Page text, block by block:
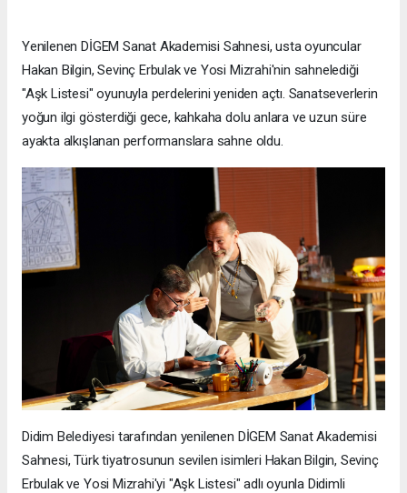
Yenilenen DİGEM Sanat Akademisi Sahnesi, usta oyuncular
Hakan Bilgin, Sevinç Erbulak ve Yosi Mizrahi'nin sahnelediği
"Aşk Listesi" oyunuyla perdelerini yeniden açtı. Sanatseverlerin
yoğun ilgi gösterdiği gece, kahkaha dolu anlara ve uzun süre
ayakta alkışlanan performanslara sahne oldu.
Didim Belediyesi tarafından yenilenen DİGEM Sanat Akademisi
Sahnesi, Türk tiyatrosunun sevilen isimleri Hakan Bilgin, Sevinç
Erbulak ve Yosi Mizrahi'yi "Aşk Listesi" adlı oyunla Didimli